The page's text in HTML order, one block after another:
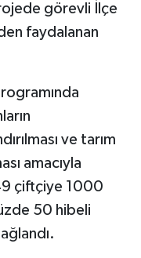
görevli İlçe
faydalanan
ve tarım
amacıyla
çiftçiye 1000
50 hibeli